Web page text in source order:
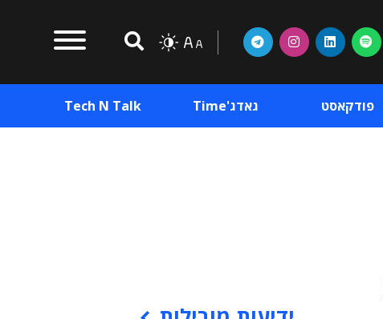
פודקאסט גאדג'Time Tech N Talk